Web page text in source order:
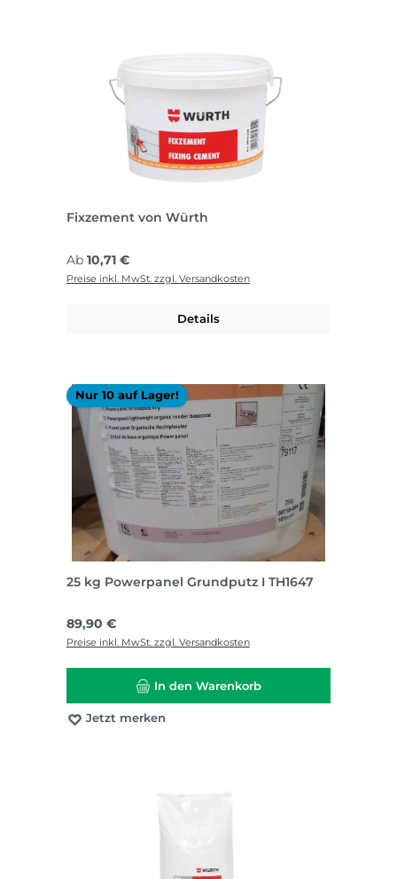
Fixzement von Würth
Regulärer Preis:
Ab 10,71 €
Preise inkl. MwSt. zzgl. Versandkosten
Details
Nur 10 auf Lager!
25 kg Powerpanel Grundputz I TH1647
Regulärer Preis:
89,90 €
Preise inkl. MwSt. zzgl. Versandkosten
In den Warenkorb
Jetzt merken